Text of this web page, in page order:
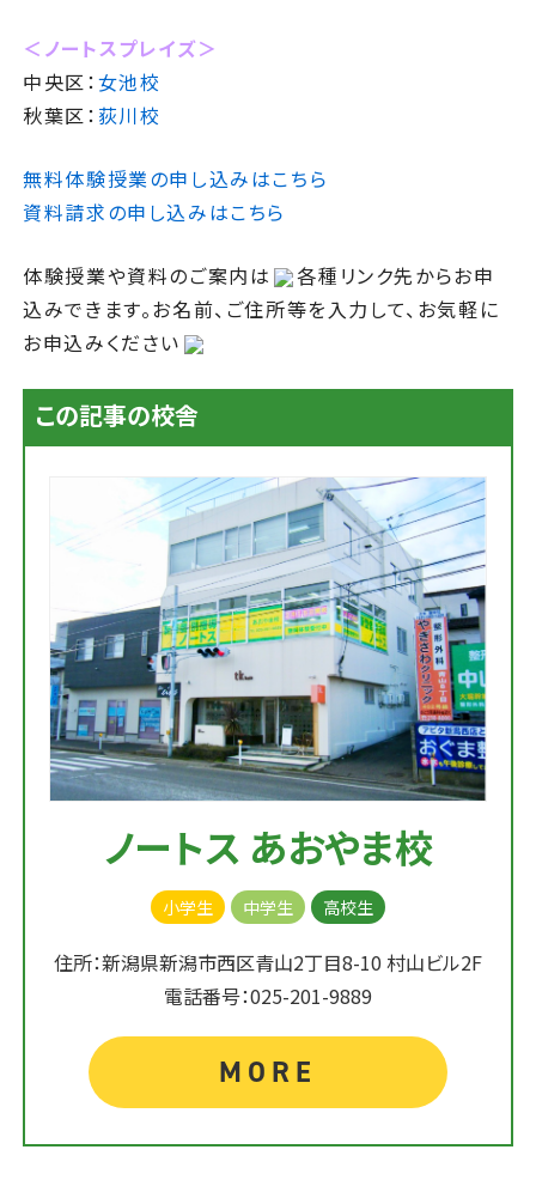
＜ノートスプレイズ＞
中央区：女池校
秋葉区： 荻川校
無料体験授業の申し込みはこちら
資料請求の申し込みはこちら
体験授業や資料のご案内は
各種リンク先からお申
込みできます。お名前、ご住所等を入力して、お気軽に
お申込みください
この記事の校舎
ノートス あおやま校
小学生 中学生 高校生
住所：新潟県新潟市西区青山2丁目8-10 村山ビル2F
電話番号：025-201-9889
MORE